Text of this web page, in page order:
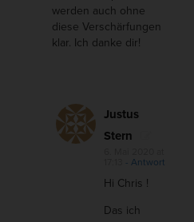
werden auch ohne
diese Verschärfungen
klar. Ich danke dir!
Justus
Stern
- Antwort
Hi Chris !
Das ich